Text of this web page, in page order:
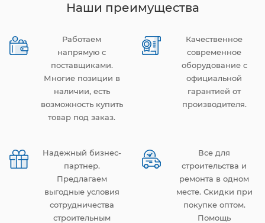
Наши преимущества
Работаем
напрямую с
поставщиками.
Многие позиции в
наличии, есть
возможность купить
товар под заказ.
Качественное
современное
оборудование с
официальной
гарантией от
производителя.
Надежный бизнес-
партнер.
Предлагаем
выгодные условия
сотрудничества
строительным
Все для
строительства и
ремонта в одном
месте. Скидки при
покупке оптом.
Помощь